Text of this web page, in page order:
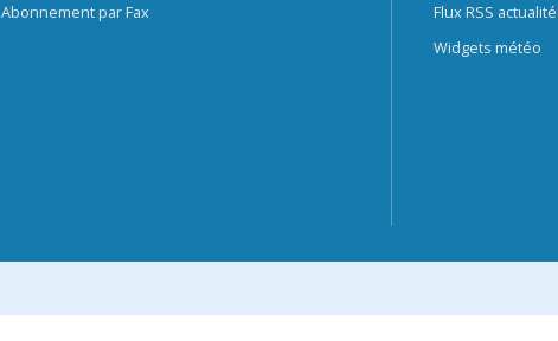
Abonnement par Fax
Flux RSS
Widgets météo